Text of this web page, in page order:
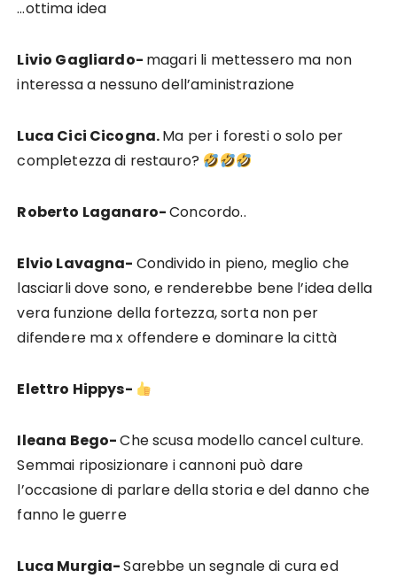
…ottima idea
Livio Gagliardo- magari li mettessero ma non
interessa a nessuno dell’aministrazione
Luca Cici Cicogna.Ma per i foresti o solo per
completezza di restauro?
Roberto Laganaro-Concordo..
Elvio Lavagna- Condivido in pieno, meglio che
lasciarli dove sono, e renderebbe bene l’idea della
vera funzione della fortezza, sorta non per
difendere ma x offendere e dominare la città
Elettro Hippys-
Ileana Bego-Che scusa modello cancel culture.
Semmai riposizionare i cannoni può dare
l’occasione di parlare della storia e del danno che
fanno le guerre
Luca Murgia-Sarebbe un segnale di cura ed